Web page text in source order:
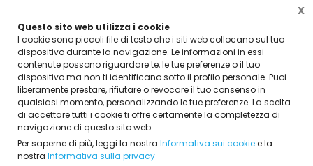
Questo sito web utilizza i cookie
I cookie sono piccoli file di testo che i siti web collocano sul tuo
dispositivo durante la navigazione. Le informazioni in essi
contenute possono riguardare te, le tue preferenze o il tuo
dispositivo ma non ti identificano sotto il profilo personale. Puoi
liberamente prestare, rifiutare o revocare il tuo consenso in
qualsiasi momento, personalizzando le tue preferenze. La scelta
di accettare tutti i cookie ti offre certamente la completezza di
navigazione di questo sito web.
Per saperne di più, leggi la nostra Informativa sui cookiee la
nostra Informativa sulla privacy
X
Home Eventi Locandine Eventi
Seminario "Controlli di accettazione e in opera
nelle strutture in c.a." - 21 gennaio 2023 -
Bagheria (PA)